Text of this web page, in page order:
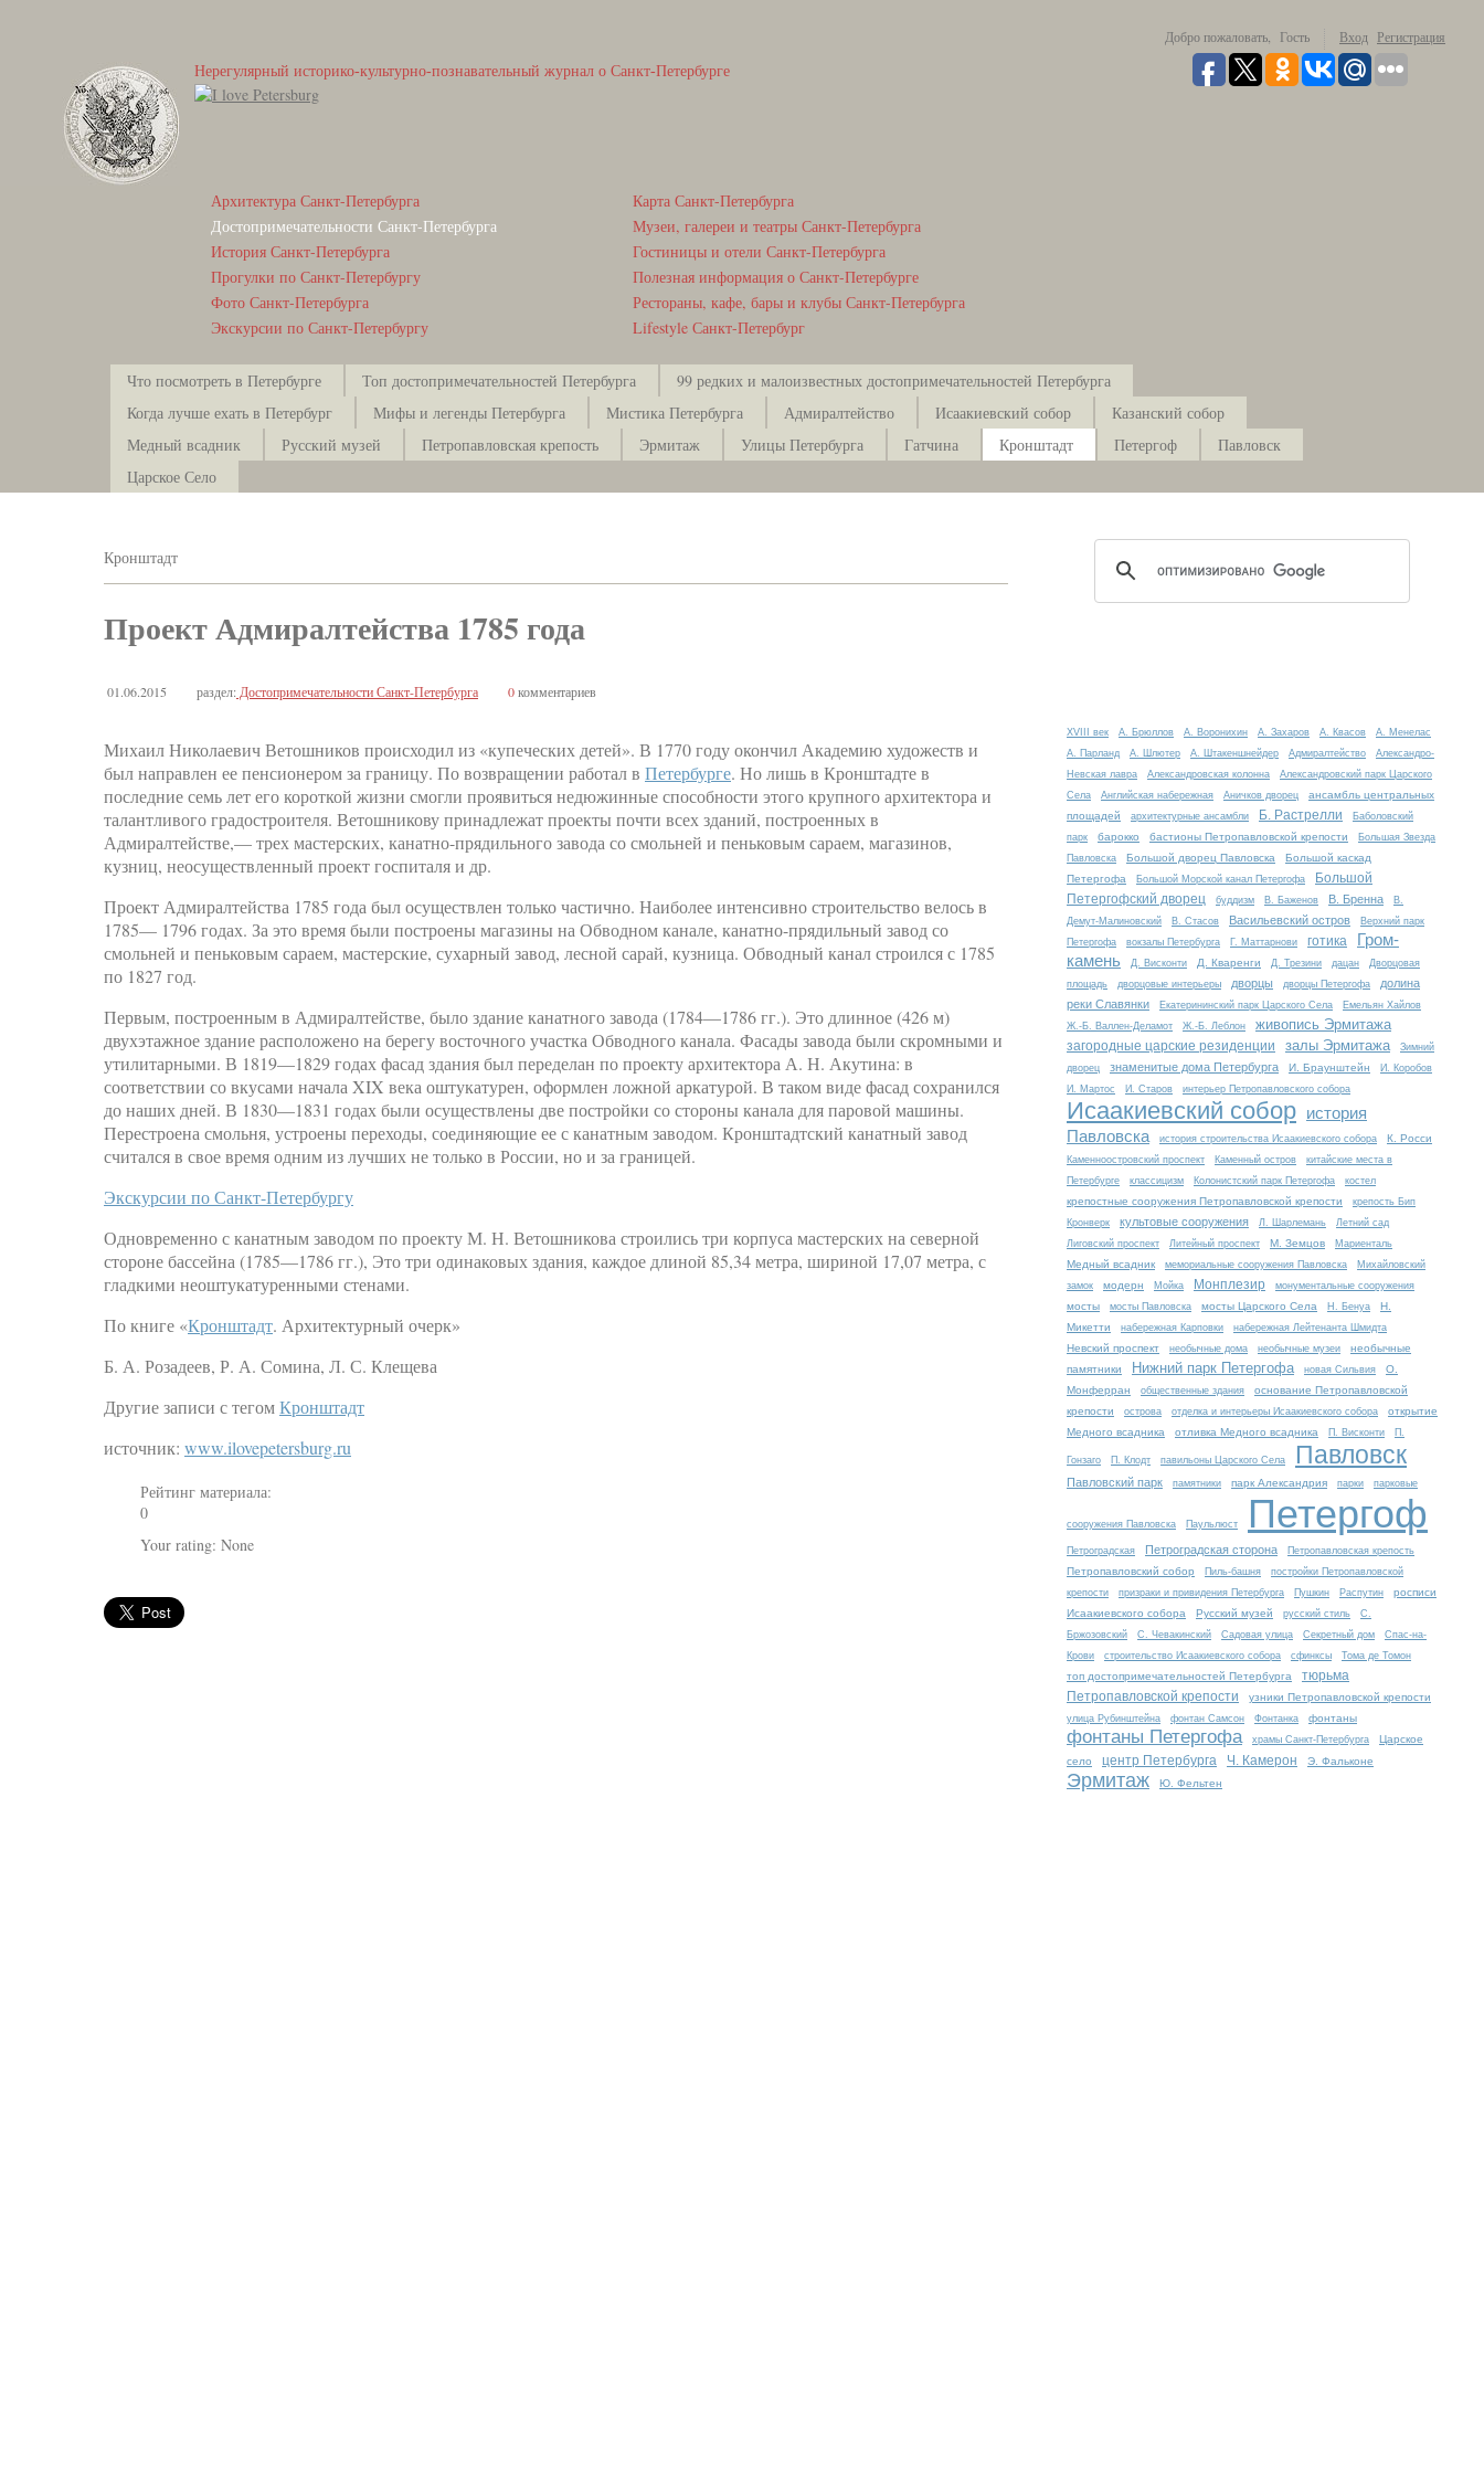
Добро пожаловать, Гость Вход Регистрация
Нерегулярный историко-культурно-познавательный журнал о Санкт-Петербурге
Архитектура Санкт-Петербурга
Достопримечательности Санкт-Петербурга
История Санкт-Петербурга
Прогулки по Санкт-Петербургу
Фото Санкт-Петербурга
Экскурсии по Санкт-Петербургу
Карта Санкт-Петербурга
Музеи, галереи и театры Санкт-Петербурга
Гостиницы и отели Санкт-Петербурга
Полезная информация о Санкт-Петербурге
Рестораны, кафе, бары и клубы Санкт-Петербурга
Lifestyle Санкт-Петербург
Что посмотреть в Петербурге Топ достопримечательностей Петербурга
99 редких и малоизвестных достопримечательностей Петербурга
Когда лучше ехать в Петербург
Мифы и легенды Петербурга Мистика Петербурга Адмиралтейство Исаакиевский собор
Казанский собор
Медный всадник
Русский музей Петропавловская крепость Эрмитаж Улицы Петербурга Гатчина Кронштадт Петергоф
Павловск
Царское Село
Кронштадт
Проект Адмиралтейства 1785 года
01.06.2015 раздел: Достопримечательности Санкт-Петербурга 0комментариев
Михаил Николаевич Ветошников происходил из «купеческих детей». В 1770 году окончил Академию художеств и
был направлен ее пенсионером за границу. По возвращении работал в Петербурге. Но лишь в Кронштадте в
последние семь лет его короткой жизни смогли проявиться недюжинные способности этого крупного архитектора и
талантливого градостроителя. Ветошникову принадлежат проекты почти всех зданий, построенных в
Адмиралтействе,— трех мастерских, канатно-прядильного завода со смольней и пеньковым сараем, магазинов,
кузниц, неосуществленный проект госпиталя и др.
Проект Адмиралтейства 1785 года был осуществлен только частично. Наиболее интенсивно строительство велось в
1785— 1796 годах. За это время были построены магазины на Обводном канале, канатно-прядильный завод со
смольней и пеньковым сараем, мастерские, сухарный завод, лесной сарай, кузница. Обводный канал строился с 1785
по 1827 год.
Первым, построенным в Адмиралтействе, было здание канатного завода (1784—1786 гг.). Это длинное (426 м)
двухэтажное здание расположено на берегу восточного участка Обводного канала. Фасады завода были скромными и
утилитарными. В 1819—1829 годах фасад здания был переделан по проекту архитектора А. Н. Акутина: в
соответствии со вкусами начала XIX века оштукатурен, оформлен ложной аркатурой. В таком виде фасад сохранился
до наших дней. В 1830—1831 годах были осуществлены две постройки со стороны канала для паровой машины.
Перестроена смольня, устроены переходы, соединяющие ее с канатным заводом. Кронштадтский канатный завод
считался в свое время одним из лучших не только в России, но и за границей.
Экскурсии по Санкт-Петербургу
Одновременно с канатным заводом по проекту М. Н. Ветошникова строились три корпуса мастерских на северной
стороне бассейна (1785—1786 гг.), Это три одинаковых здания, каждое длиной 85,34 метра, шириной 17,07 метра, с
гладкими неоштукатуренными стенами.
По книге «Кронштадт. Архитектурный очерк»
Б. А. Розадеев, Р. А. Сомина, Л. С. Клещева
Другие записи с тегомКронштадт
источник: www.ilovepetersburg.ru
Рейтинг материала:
0
Your rating: None
XVIII век А. Брюллов А. Воронихин А. Захаров А. Квасов
А. Менелас
А. Парланд
А. Шлютер А. Штакеншнейдер Адмиралтейство
Александро-
Невская лавра
Александровская колонна
Александровский парк Царского
Села
Английская набережная Аничков дворец
ансамбль центральных
площадей
архитектурные ансамбли Б. Растрелли
Баболовский
парк
барокко бастионы Петропавловской крепости
Большая Звезда
Павловска
Большой дворец Павловска
Большой каскад
Петергофа
Большой Морской канал Петергофа
Большой
Петергофский дворец
буддизм В. Баженов В. Бренна
В.
Демут-Малиновский
В. Стасов Васильевский остров
Верхний парк
Петергофа
вокзалы Петербурга Г. Маттарнови готика
Гром-
камень
Д. Висконти Д. Кваренги Д. Трезини дацан
Дворцовая
площадь
дворцовые интерьеры дворцы дворцы Петергофа
долина
реки Славянки
Екатерининский парк Царского Села
Емельян Хайлов
Ж.-Б. Валлен-Деламот
Ж.-Б. Леблон живопись Эрмитажа
загородные царские резиденции залы Эрмитажа
Зимний
дворец
знаменитые дома Петербурга И. Браунштейн
И. Коробов
И. Мартос
И. Старов интерьер Петропавловского собора
Исаакиевский собор история
Павловска
история строительства Исаакиевского собора К. Росси
Каменноостровский проспект Каменный остров
китайские места в
Петербурге
классицизм Колонистский парк Петергофа костел
крепостные сооружения Петропавловской крепости
крепость Бип
Кронверк
культовые сооружения Л. Шарлемань
Летний сад
Лиговский проспект
Литейный проспект М. Земцов Мариенталь
Медный всадник мемориальные сооружения Павловска
Михайловский
замок
модерн Мойка Монплезир монументальные сооружения
мосты мосты Павловска мосты Царского Села Н. Бенуа
Н.
Микетти
набережная Карповки набережная Лейтенанта Шмидта
Невский проспект необычные дома необычные музеи
необычные
памятники
Нижний парк Петергофа новая Сильвия
О.
Монферран
общественные здания
основание Петропавловской
крепости
острова отделка и интерьеры Исаакиевского собора
открытие
Медного всадника
отливка Медного всадника П. Висконти П.
Гонзаго П. Клодт павильоны Царского Села Павловск
Павловский парк памятники парк Александрия парки парковые
сооружения Павловска Паульлюст Петергоф
Петроградская Петроградская сторона Петропавловская крепость
Петропавловский собор Пиль-башня
постройки Петропавловской
крепости
призраки и привидения Петербурга Пушкин Распутин
росписи
Исаакиевского собора
Русский музей русский стиль
С.
Бржозовский
С. Чевакинский Садовая улица Секретный дом
Спас-на-
Крови
строительство Исаакиевского собора сфинксы Тома де Томон
топ достопримечательностей Петербурга
тюрьма
Петропавловской крепости
узники Петропавловской крепости
улица Рубинштейна фонтан Самсон Фонтанка фонтаны
фонтаны Петергофа храмы Санкт-Петербурга
Царское
село
центр Петербурга Ч. Камерон Э. Фальконе
Эрмитаж Ю. Фельтен